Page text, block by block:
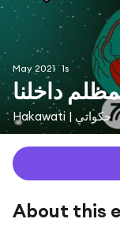
May 2021 1s
داخلنا
Hakawati | حكواتي
About this